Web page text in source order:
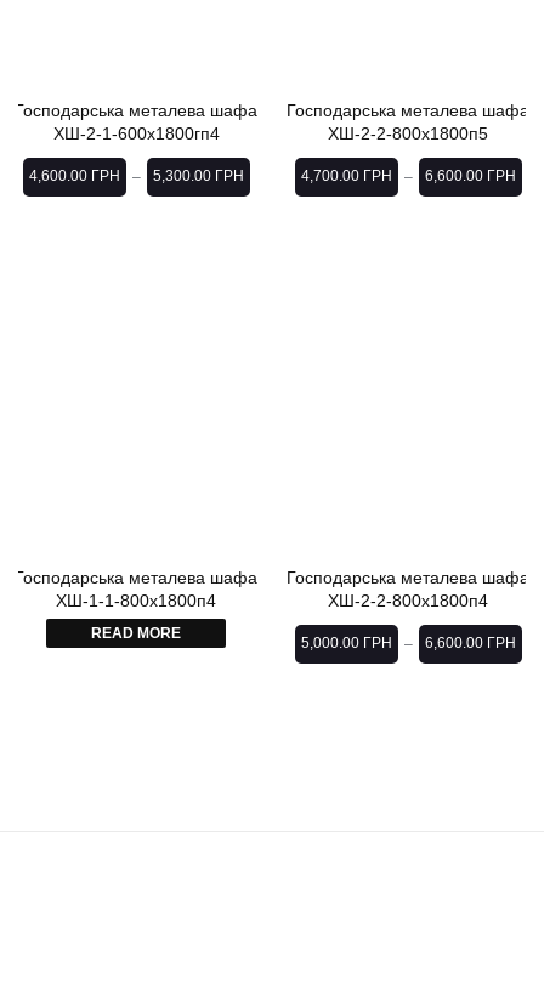
Господарська металева шафа
ХШ-2-1-600х1800гп4
4,600.00 ГРН – 5,300.00 ГРН
Господарська металева шафа
ХШ-2-2-800х1800п5
4,700.00 ГРН – 6,600.00 ГРН
Господарська металева шафа
ХШ-1-1-800х1800п4
READ MORE
Господарська металева шафа
ХШ-2-2-800х1800п4
5,000.00 ГРН – 6,600.00 ГРН